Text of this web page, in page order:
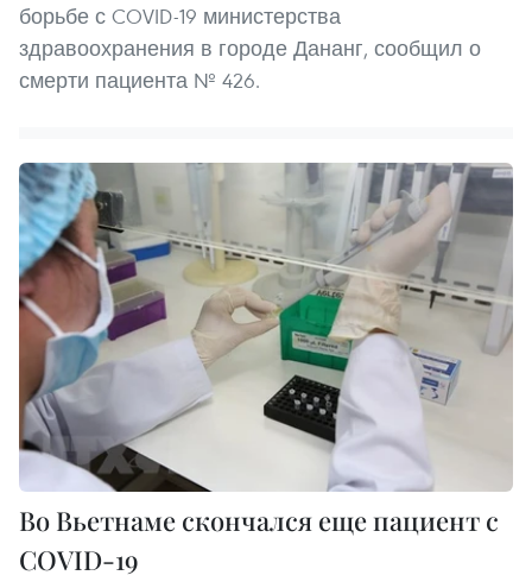
борьбе с COVID-19 министерства
здравоохранения в городе Дананг, сообщил о
смерти пациента № 426.
Во Вьетнаме скончался еще пациент с
COVID-19